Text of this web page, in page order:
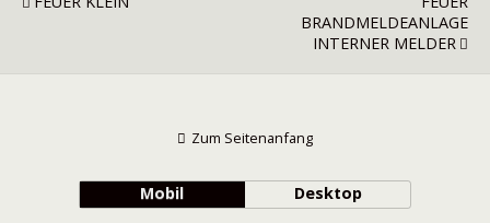
BRANDMELDEANLAGE
INTERNER MELDER
Zum Seitenanfang
Mobil Desktop